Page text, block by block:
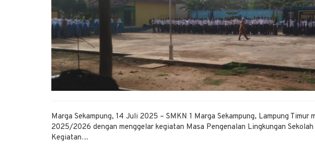
Marga Sekampung, 14 Juli 2025 – SMKN 1 Marga Sekampung, Lampung Timur
2025/2026 dengan menggelar kegiatan Masa Pengenalan Lingkungan
Kegiatan…